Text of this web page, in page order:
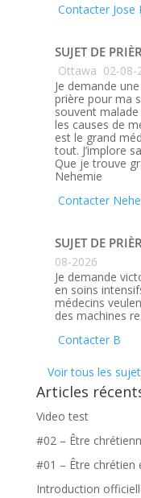
Contacter Jose
SUJET DE
Ottawa 02-08-
Je demande
prière pour ma
souvent
les causes de
est le grand
tout. J’implore
Que je trouve
Nehemie
Contacter
SUJET DE
08-2026
Je demande
en soins
médecins
des machines
Contacter B
Voir tous les
Articles
Video test
#02 – Être
#01 – Être chrétien
Introduction